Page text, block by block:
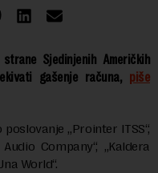
Sjedinjenih Američkih
gašenje računa, piše
„Prointer ITSS“,
Company“, „Kaldera
World“.